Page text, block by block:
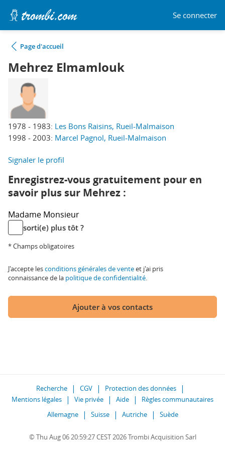
Se connecter
Page d'accueil
Mehrez Elmamlouk
1978 - 1983: Les Bons Raisins, Rueil-Malmaison
1998 - 2003: Marcel Pagnol, Rueil-Malmaison
Signaler le profil
Enregistrez-vous gratuitement pour en
savoir plus sur Mehrez :
Madame Monsieur
sorti(e) plus tôt ?
* Champs obligatoires
J'accepte lesconditions générales de venteet j'ai pris
connaissance de la politique de confidentialité.
Ajouter à vos contacts
Recherche CGV
Protection des données
Mentions légales
Vie privée Aide
Règles communautaires
Allemagne
Suisse Autriche Suède
© Thu Aug 06 20:59:27 CEST 2026 Trombi Acquisition Sarl